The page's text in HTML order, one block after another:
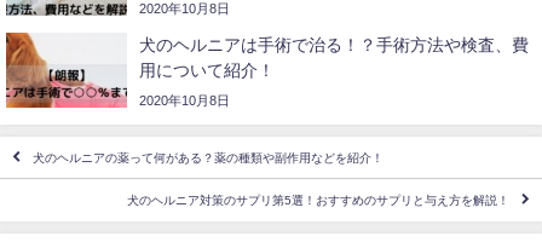
2020年10月8日
犬のヘルニアは手術で治る！？手術方法や検査、費
用について紹介！
2020年10月8日
犬のヘルニアの薬って何がある？薬の種類や副作用などを紹介！
犬のヘルニア対策のサプリ第5選！おすすめのサプリと与え方を解説！